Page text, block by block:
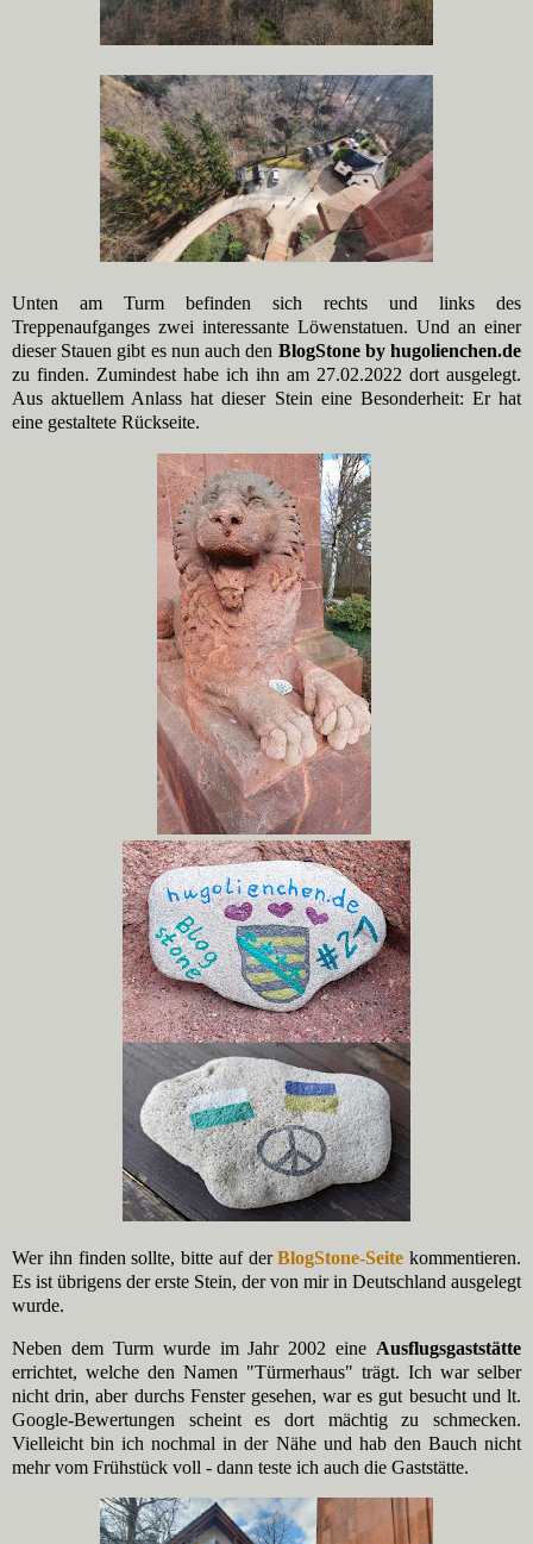
Unten am Turm befinden sich rechts und links des
Treppenaufganges zwei interessante Löwenstatuen. Und an einer
dieser Stauen gibt es nun auch den BlogStone by hugolienchen.de
zu finden. Zumindest habe ich ihn am 27.02.2022 dort ausgelegt.
Aus aktuellem Anlass hat dieser Stein eine Besonderheit: Er hat
eine gestaltete Rückseite.
Wer ihn finden sollte, bitte auf derBlogStone-Seite kommentieren.
Es ist übrigens der erste Stein, der von mir in Deutschland ausgelegt
wurde.
Neben dem Turm wurde im Jahr 2002 eine Ausflugsgaststätte
errichtet, welche den Namen "Türmerhaus" trägt. Ich war selber
nicht drin, aber durchs Fenster gesehen, war es gut besucht und lt.
Google-Bewertungen scheint es dort mächtig zu schmecken.
Vielleicht bin ich nochmal in der Nähe und hab den Bauch nicht
mehr vom Frühstück voll - dann teste ich auch die Gaststätte.